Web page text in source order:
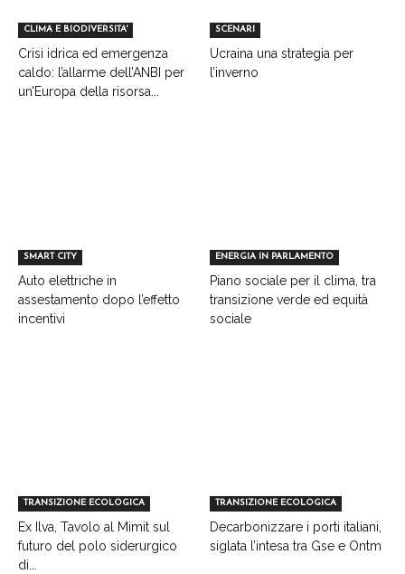
CLIMA E BIODIVERSITA'
Crisi idrica ed emergenza
caldo: l’allarme dell’ANBI per
un’Europa della risorsa...
SCENARI
Ucraina una strategia per
l’inverno
SMART CITY
Auto elettriche in
assestamento dopo l’effetto
incentivi
ENERGIA IN PARLAMENTO
Piano sociale per il clima, tra
transizione verde ed equità
sociale
TRANSIZIONE ECOLOGICA
Ex Ilva, Tavolo al Mimit sul
futuro del polo siderurgico
di...
TRANSIZIONE ECOLOGICA
Decarbonizzare i porti italiani,
siglata l’intesa tra Gse e Ontm